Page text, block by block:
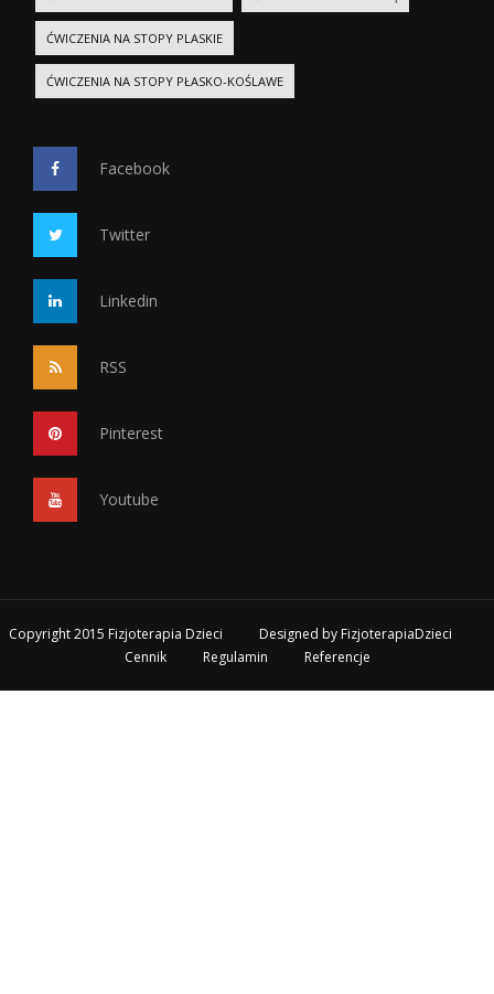
ĆWICZENIA NA STOPY PLASKIE
ĆWICZENIA NA STOPY PŁASKO-KOŚLAWE
Facebook
Twitter
Linkedin
RSS
Pinterest
Youtube
Copyright 2015 Fizjoterapia Dzieci Designed by FizjoterapiaDzieci
Cennik
Regulamin Referencje